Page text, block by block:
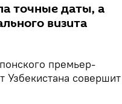
точные даты, а
визита
премьер-
Узбекистана совершит